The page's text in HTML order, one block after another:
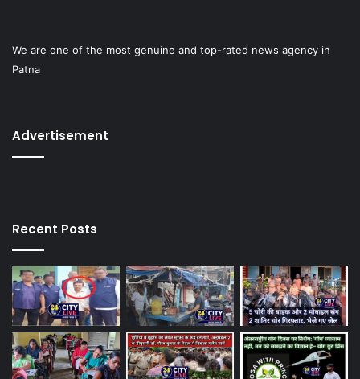
We are one of the most genuine and top-rated news agency in
Patna
Advertisement
Recent Posts